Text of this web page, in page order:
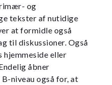
og
tekster af nutidige
at formidle også
til diskussioner. Også
hjemmeside eller
åbner
niveau også for, at